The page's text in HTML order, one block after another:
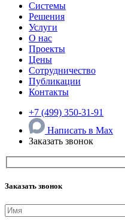
Системы
Решения
Услуги
О нас
Проекты
Цены
Сотрудничество
Публикации
Контакты
+7 (499) 350-31-91
Написать в Max
Заказать звонок
Заказать звонок